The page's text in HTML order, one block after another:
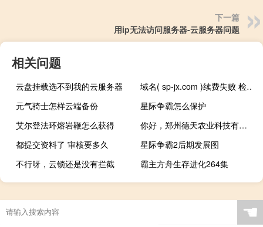
下一篇
用ip无法访问服务器-云服务器问题
相关问题
云盘挂载选不到我的云服务器
域名( sp-jx.com )续费失败 检查原因且授权续费该
元气骑士怎样云端备份
星际争霸怎么保护
艾尔登法环熔岩鞭怎么获得
你好，郑州德天农业科技有限公司 zzdtny.com这个备
都提交资料了 审核要多久
星际争霸2后期发展图
不行呀，云锁还是没有拦截
霸主方舟生存进化264集
☚